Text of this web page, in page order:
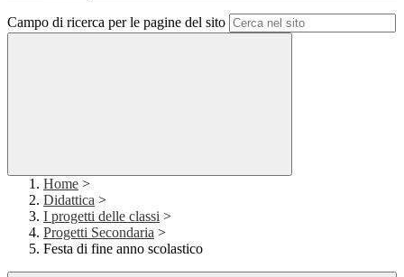
Campo di ricerca per le pagine del sito
Home >
Didattica >
I progetti delle classi >
Progetti Secondaria >
Festa di fine anno scolastico